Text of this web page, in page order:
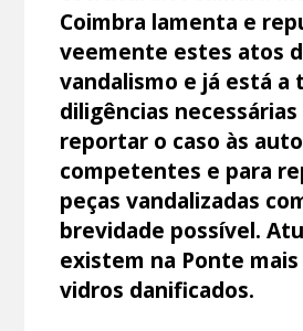
Coimbra lamenta e
veemente estes atos
vandalismo e já está a
diligências necessárias
reportar o caso às
competentes e para
peças vandalizadas
brevidade possível.
existem na Ponte mais
vidros danificados.